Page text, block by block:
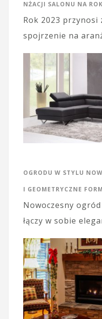
NŻACJI SALONU NA
Rok 2023 przynosi
spojrzenie na
OGRODU W STYLU
I GEOMETRYCZNE
Nowoczesny
łączy w sobie